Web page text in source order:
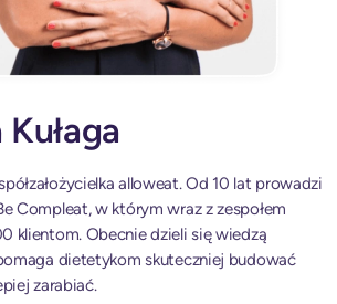
alloweat. Od 10 lat prowadzi
Compleat, w którym wraz z zespołem
klientom. Obecnie dzieli się wiedzą
dietetykom skuteczniej budować
zarabiać.